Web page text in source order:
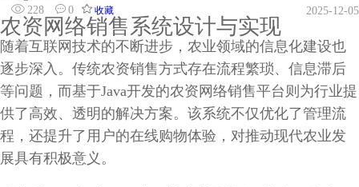
228
0 收藏 2025-12-05
农资网络销售系统设计与实现
随着互联网技术的不断进步，农业领域的信息化建设也
逐步深入。传统农资销售方式存在流程繁琐、信息滞后
等问题，而基于Java开发的农资网络销售平台则为行业提
供了高效、透明的解决方案。该系统不仅优化了管理流
程，还提升了用户的在线购物体验，对推动现代农业发
展具有积极意义。